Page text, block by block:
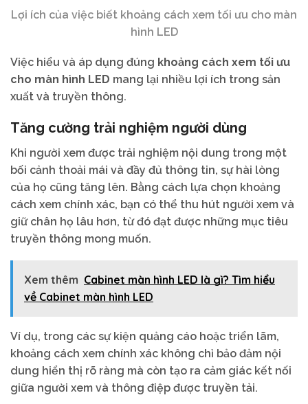
Lợi ích của việc biết khoảng cách xem tối ưu cho màn
hình LED
Việc hiểu và áp dụng đúng khoảng cách xem tối ưu
cho màn hình LED mang lại nhiều lợi ích trong sản
xuất và truyền thông.
Tăng cường trải nghiệm người dùng
Khi người xem được trải nghiệm nội dung trong một
bối cảnh thoải mái và đầy đủ thông tin, sự hài lòng
của họ cũng tăng lên. Bằng cách lựa chọn khoảng
cách xem chính xác, bạn có thể thu hút người xem và
giữ chân họ lâu hơn, từ đó đạt được những mục tiêu
truyền thông mong muốn.
Xem thêm Cabinet màn hình LED là gì? Tìm hiểu
về Cabinet màn hình LED
Ví dụ, trong các sự kiện quảng cáo hoặc triển lãm,
khoảng cách xem chính xác không chỉ bảo đảm nội
dung hiển thị rõ ràng mà còn tạo ra cảm giác kết nối
giữa người xem và thông điệp được truyền tải.